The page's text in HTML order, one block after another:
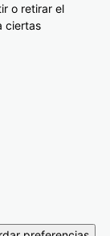
o retirar el
ciertas